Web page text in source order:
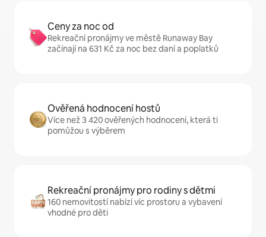
Ceny za noc od
Rekreační pronájmy ve městě Runaway Bay
začínají na 631 Kč za noc bez daní a poplatků
Ověřená hodnocení hostů
Více než 3 420 ověřených hodnocení, která ti
pomůžou s výběrem
Rekreační pronájmy pro rodiny s dětmi
160 nemovitostí nabízí víc prostoru a vybavení
vhodné pro děti